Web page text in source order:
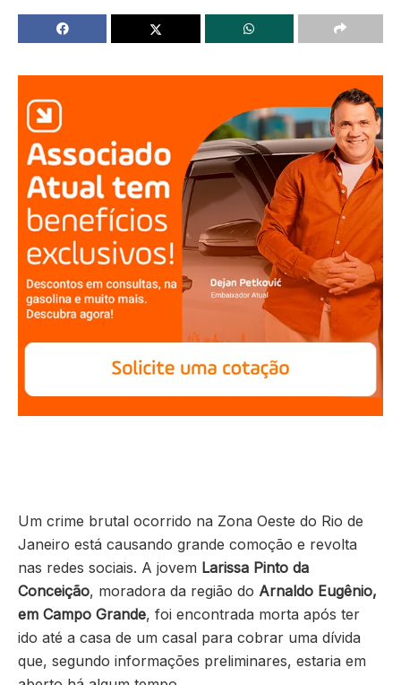
Um crime brutal ocorrido na Zona Oeste do Rio de
Janeiro está causando grande comoção e revolta
nas redes sociais. A jovem Larissa Pinto da
Conceição, moradora da região do Arnaldo Eugênio,
em Campo Grande, foi encontrada morta após ter
ido até a casa de um casal para cobrar uma dívida
que, segundo informações preliminares, estaria em